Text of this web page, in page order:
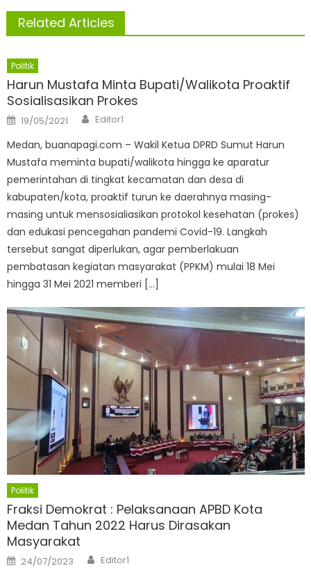
Related Articles
Politik
Harun Mustafa Minta Bupati/Walikota Proaktif
Sosialisasikan Prokes
Posted
on
19/05/2021 Author
Editor1
Medan, buanapagi.com – Wakil Ketua DPRD Sumut Harun
Mustafa meminta bupati/walikota hingga ke aparatur
pemerintahan di tingkat kecamatan dan desa di
kabupaten/kota, proaktif turun ke daerahnya masing-
masing untuk mensosialiasikan protokol kesehatan (prokes)
dan edukasi pencegahan pandemi Covid-19. Langkah
tersebut sangat diperlukan, agar pemberlakuan
pembatasan kegiatan masyarakat (PPKM) mulai 18 Mei
hingga 31 Mei 2021 memberi […]
Politik
Fraksi Demokrat : Pelaksanaan APBD Kota
Medan Tahun 2022 Harus Dirasakan
Masyarakat
Posted
on
24/07/2023 Author
Editor1